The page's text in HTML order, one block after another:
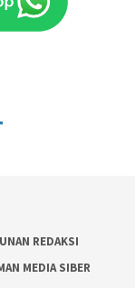
REDAKSI
MEDIA SIBER